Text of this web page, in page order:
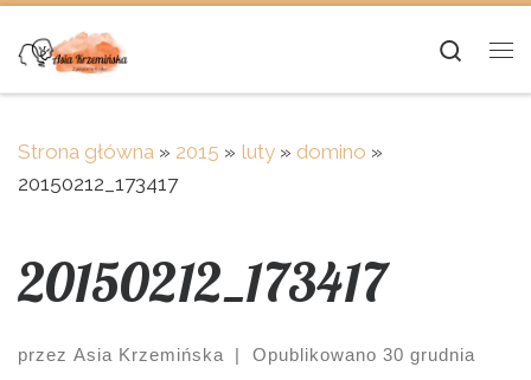
Skip to content
Strona główna » 2015 » luty » domino »
20150212_173417
20150212_173417
przez Asia Krzemińska | Opublikowano 30 grudnia